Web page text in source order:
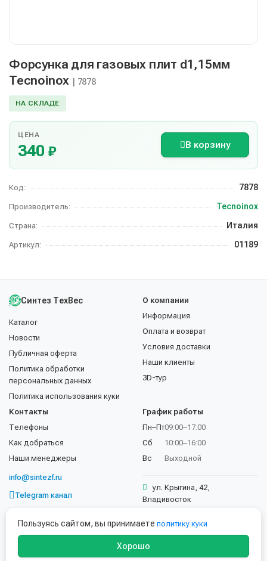
Форсунка для газовых плит d1,15мм
Tecnoinox | 7878
НА СКЛАДЕ
ЦЕНА
340 ₽ В корзину
Код: 7878
Производитель: Tecnoinox
Страна: Италия
Артикул: 01189
Синтез ТехВес
Каталог
Новости
Публичная оферта
Политика обработки
персональных данных
Политика использования куки
О компании
Информация
Оплата и возврат
Условия доставки
Наши клиенты
3D-тур
Контакты
Телефоны
Как добраться
Наши менеджеры
info@sintezf.ru
Telegram канал
График работы
Пн–Пт
Сб
Вс
09:00–17:00
10:00–16:00
Выходной
ул. Крыгина, 42,
Владивосток
Пользуясь сайтом, вы принимаете политику куки
Хорошо